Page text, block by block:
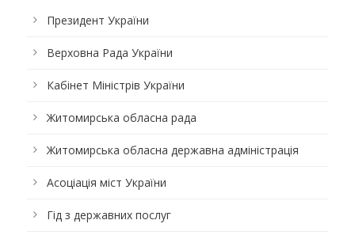
Президент України
Верховна Рада України
Кабінет Міністрів України
Житомирська обласна рада
Житомирська обласна державна адміністрація
Асоціація міст України
Гід з державних послуг